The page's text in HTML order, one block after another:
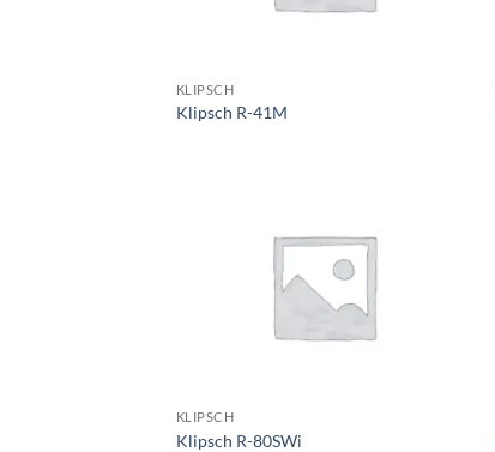
KLIPSCH
Klipsch R-41M
KLIPSCH
Klipsch R-80SWi